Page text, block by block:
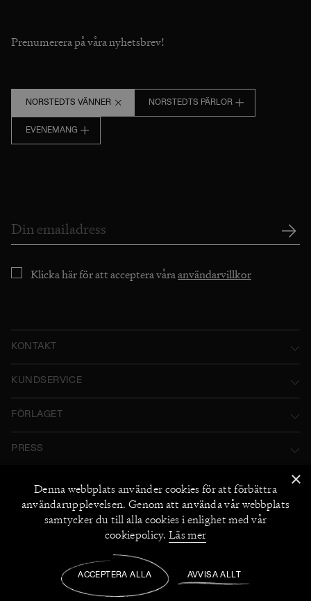
Prenumerera på våra nyhetsbrev!
NORSTEDTS VÄNNER NORSTEDTS PÄRLOR
EVENEMANG
Klicka här för att acceptera våraanvändarvillkor
KONTAKT
P.O. Box 2052
Besöksadress: Tryckerigatan 4
+46 (0) 8 769 88 00
+46 (0) 8 769 88 00
KUNDSERVICE
Kontakta oss
Användarvillkor
Cookiepolicy
FÖRLAGET
Norstedts Agency
Miljö och hållbarhet
Medarbetare
PRESS
Bildarkiv
Recensionsexemplar
FÖLJ OSS
Instagram
UTFORSKA NORSTEDTS
©Norstedts
×
Denna webbplats använder cookies för att förbättra
användarupplevelsen. Genom att använda vår webbplats
samtycker du till alla cookies i enlighet med vår
cookiepolicy.Läs mer
ACCEPTERA ALLA AVVISA ALLT